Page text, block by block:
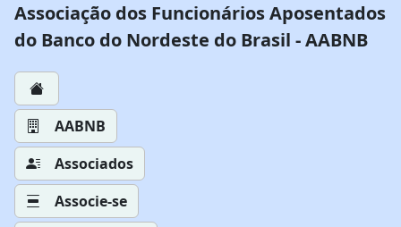
Associação dos Funcionários Aposentados
do Banco do Nordeste do Brasil - AABNB
AABNB
Associados
Associe-se